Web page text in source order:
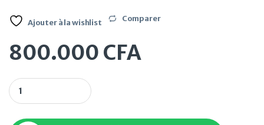
Ajouter à la wishlist Comparer
800.000 CFA
Réfrigérateur Side By Side SAMSUNG RS 62 silver 680 Litres